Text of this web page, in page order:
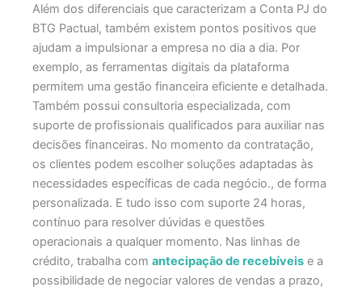
Além dos diferenciais que caracterizam a Conta PJ do
BTG Pactual, também existem pontos positivos que
ajudam a impulsionar a empresa no dia a dia. Por
exemplo, as ferramentas digitais da plataforma
permitem uma gestão financeira eficiente e detalhada.
Também possui consultoria especializada, com
suporte de profissionais qualificados para auxiliar nas
decisões financeiras.​ No momento da contratação,
os clientes podem escolher soluções adaptadas às
necessidades específicas de cada negócio., de forma
personalizada. E tudo isso com suporte 24 horas,
contínuo para resolver dúvidas e questões
operacionais a qualquer momento.​ Nas linhas de
crédito, trabalha com antecipação de recebíveise a
possibilidade de negociar valores de vendas a prazo,